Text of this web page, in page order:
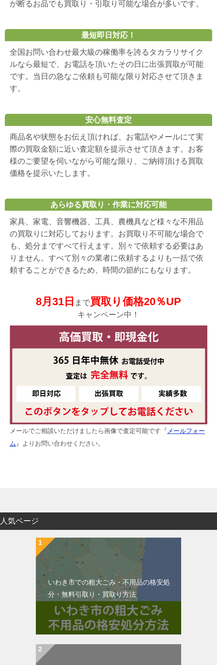
が断るお品でも買取り・引取り可能な場合が多いです。
最短即日対応！
全国お問い合わせ最大級の稼働率を誇るタカラリサイク
ルなら最短で、お電話を頂いたその日に出張買取が可能
です。当日の急なご依頼も可能な限り対応させて頂きま
す。
安心無料査定
商品名や状態をお伝え頂ければ、お電話やメールにて実
際の買取金額に近い査定額を提示させて頂きます。お客
様のご要望を伺いながら可能な限り、ご納得頂ける買取
価格を提示いたします。
あらゆる買取り・作業に対応可能
家具、家電、音響機器、工具、農機具など様々な不用品
の買取りに対応しております。お買取り不可能な場合で
も、処分まですべて行えます。別々で依頼する必要はあ
りません。すべて別々の業者に依頼するよりも一括で依
頼することができるため、時間の節約にもなります。
8月31日 まで買取り価格20％UP
キャンペーン中！
メールでご相談いただけましたら画像で査定可能です『 メールフォー
ム 』よりお問い合わせください。
人気ページ
いわき市での粗大ごみ・不用品の格安処
分・無料引取り・買取り方法